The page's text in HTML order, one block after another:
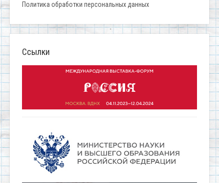
Политика обработки персональных данных
Ссылки